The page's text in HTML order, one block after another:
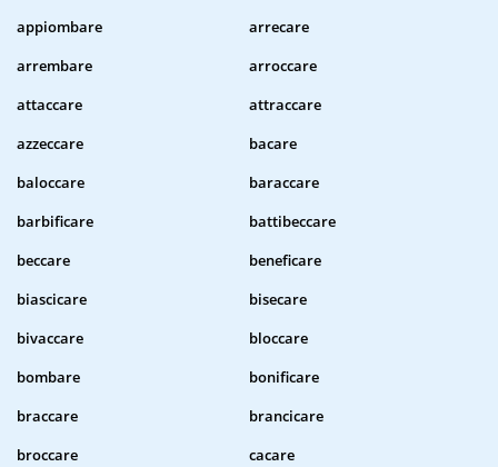
appiombare
arrecare
arrembare
arroccare
attaccare
attraccare
azzeccare
bacare
baloccare
baraccare
barbificare
battibeccare
beccare
beneficare
biascicare
bisecare
bivaccare
bloccare
bombare
bonificare
braccare
brancicare
broccare
cacare